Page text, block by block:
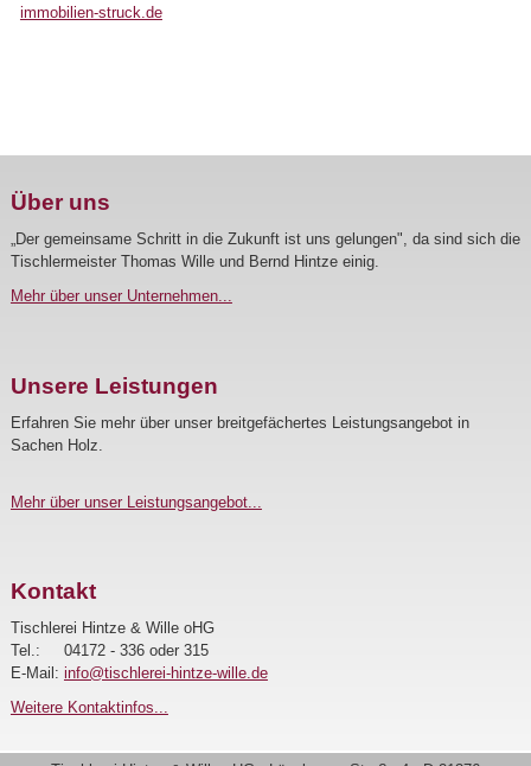
immobilien-struck.de
Über uns
„Der gemeinsame Schritt in die Zukunft ist uns gelungen", da sind sich die
Tischlermeister Thomas Wille und Bernd Hintze einig.
Mehr über unser Unternehmen...
Unsere Leistungen
Erfahren Sie mehr über unser breitgefächertes Leistungsangebot in
Sachen Holz.
Mehr über unser Leistungsangebot...
Kontakt
Tischlerei Hintze & Wille oHG
Tel.: 04172 - 336 oder 315
E-Mail: ed.elliw-eztnih-ierelhcsit@ofni
Weitere Kontaktinfos...